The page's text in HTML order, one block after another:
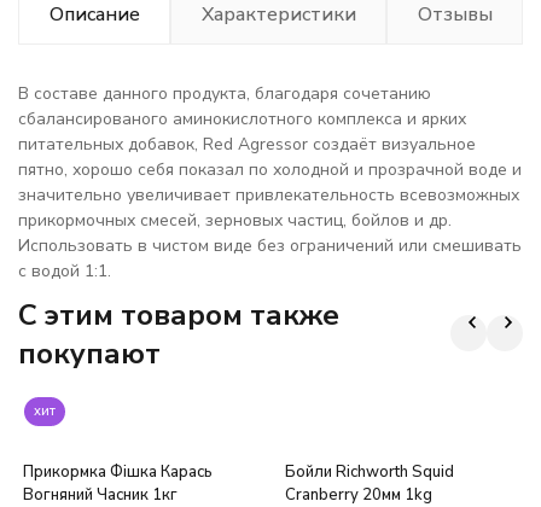
Описание Характеристики Отзывы
В составе данного продукта, благодаря сочетанию
сбалансированого аминокислотного комплекса и ярких
питательных добавок, Red Agressor создаёт визуальное
пятно, хорошо себя показал по холодной и прозрачной воде и
значительно увеличивает привлекательность всевозможных
прикормочных смесей, зерновых частиц, бойлов и др.
Использовать в чистом виде без ограничений или смешивать
с водой 1:1.
C этим товаром также
покупают
хит
Прикормка Фішка Карась
Вогняний Часник 1кг
Бойли Richworth Squid
Cranberry 20мм 1kg